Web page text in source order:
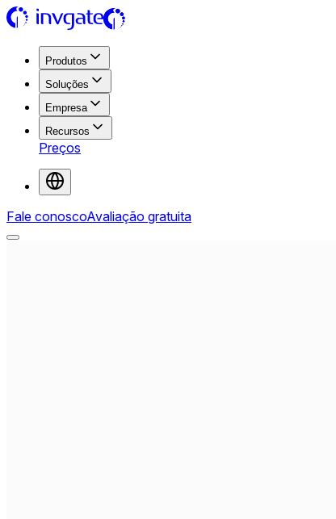
Produtos
Soluções
Empresa
Recursos
Preços
Fale conoscoAvaliação gratuita